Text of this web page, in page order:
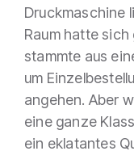
Druckmaschine
Raum hatte
stammte aus
um
angehen. Aber
eine ganze
ein eklatantes